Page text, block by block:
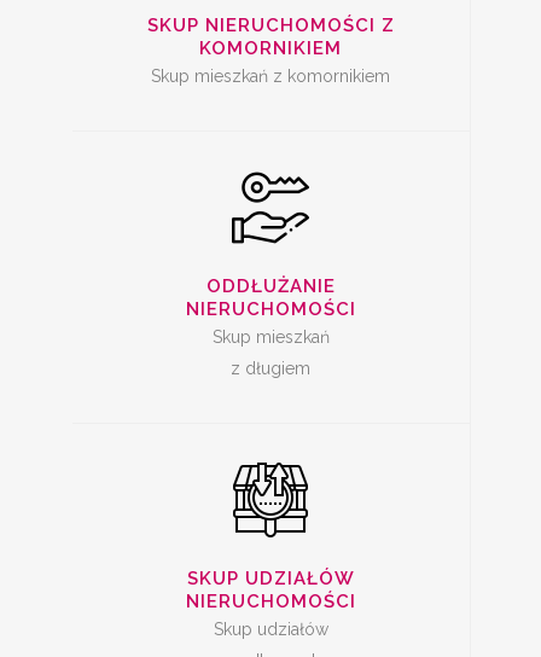
SKUP NIERUCHOMOŚCI Z
KOMORNIKIEM
Skup mieszkań z komornikiem
ODDŁUŻANIE
NIERUCHOMOŚCI
Skup mieszkań
z długiem
SKUP UDZIAŁÓW
NIERUCHOMOŚCI
Skup udziałów
NIERUCHOMOŚCI
SPRZEDAŻ
MIESZKANIA Z
LOKATOREM